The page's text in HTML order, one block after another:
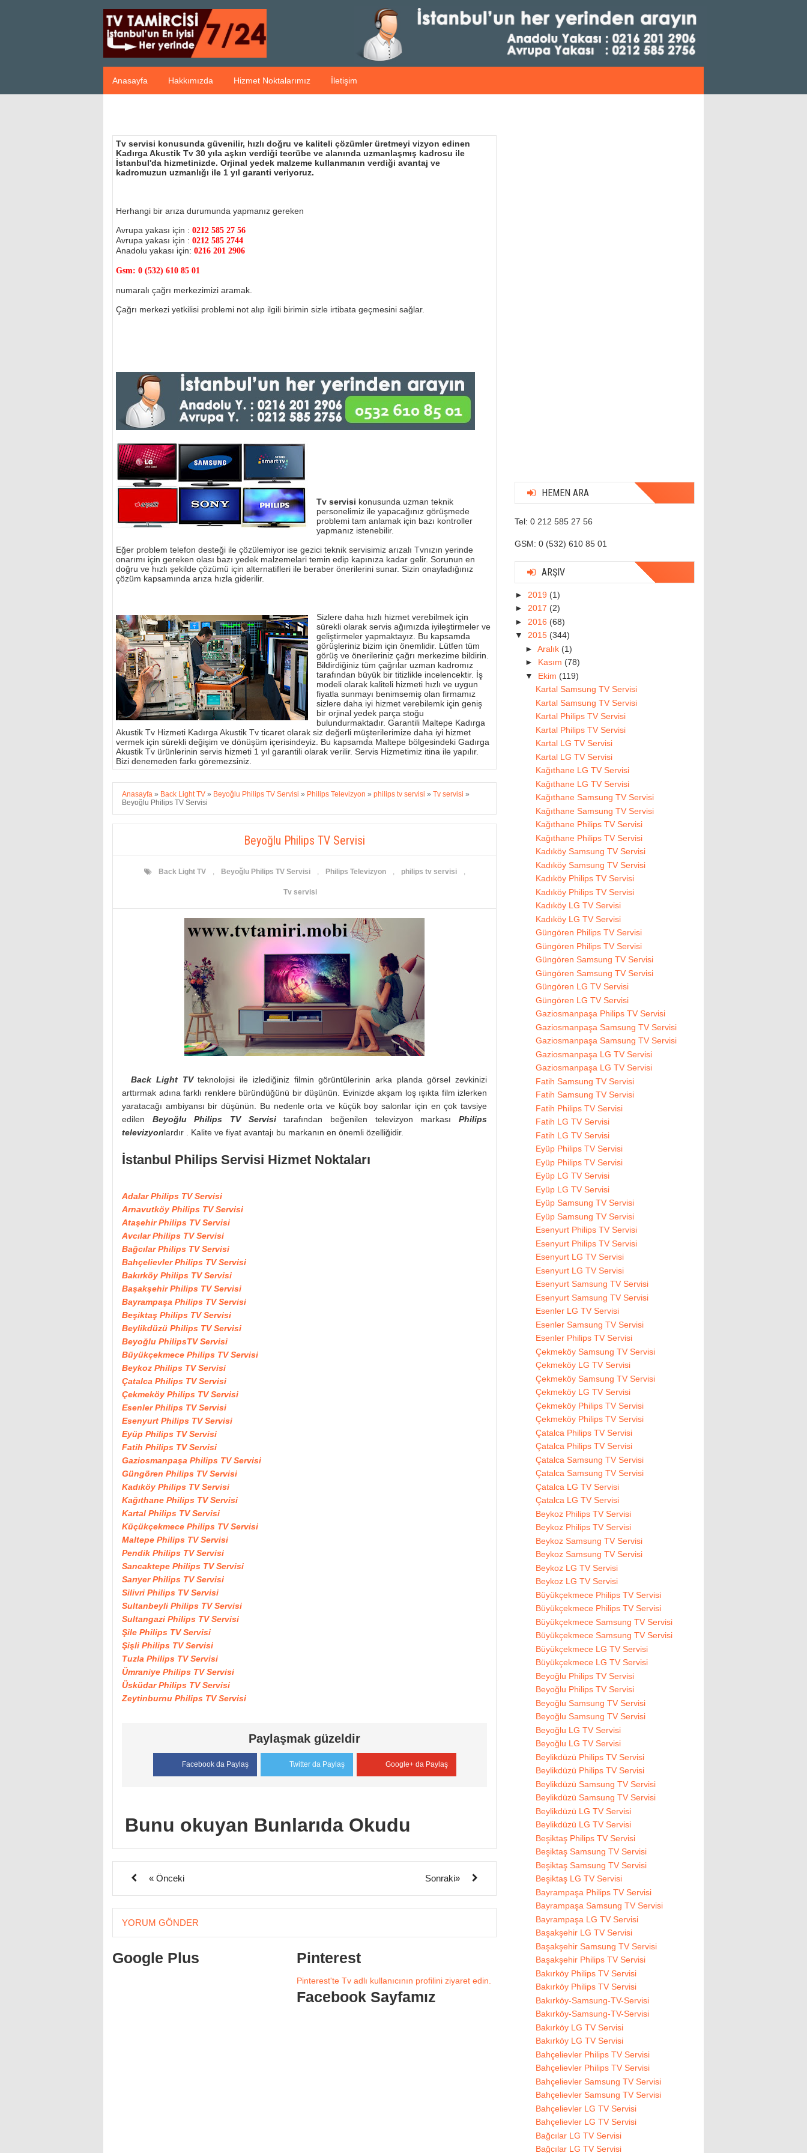
Anasayfa Hakkımızda Hizmet Noktalarımız İletişim
Tv servisi konusunda güvenilir, hızlı doğru ve kaliteli çözümler üretmeyi vizyon edinen
Kadırga Akustik Tv 30 yıla aşkın verdiği tecrübe ve alanında uzmanlaşmış kadrosu ile
İstanbul'da hizmetinizde. Orjinal yedek malzeme kullanmanın verdiği avantaj ve
kadromuzun uzmanlığı ile 1 yıl garanti veriyoruz.
Herhangi bir arıza durumunda yapmanız gereken
Avrupa yakası için : 0212 585 27 56
Avrupa yakası için : 0212 585 2744
Anadolu yakası için: 0216 201 2906
Gsm: 0 (532) 610 85 01
numaralı çağrı merkezimizi aramak.
Çağrı merkezi yetkilisi problemi not alıp ilgili birimin sizle irtibata geçmesini sağlar.
Tv servisi konusunda uzman teknik
personelimiz ile yapacağınız görüşmede
problemi tam anlamak için bazı kontroller
yapmanız istenebilir.
Eğer problem telefon desteği ile çözülemiyor ise gezici teknik servisimiz arızalı Tvnızın yerinde
onarımı için gereken olası bazı yedek malzemelari temin edip kapınıza kadar gelir. Sorunun en
doğru ve hızlı şekilde çözümü için alternatifleri ile beraber önerilerini sunar. Sizin onayladığınız
çözüm kapsamında arıza hızla giderilir.
Sizlere daha hızlı hizmet verebilmek için
sürekli olarak servis ağımızda iyileştirmeler ve
geliştirmeler yapmaktayız. Bu kapsamda
görüşleriniz bizim için önemlidir. Lütfen tüm
görüş ve önerileriniz çağrı merkezime bildirin.
Bildirdiğiniz tüm çağrılar uzman kadromız
tarafından büyük bir titizlikle incelencektir. İş
modeli olarak kaliteli hizmeti hızlı ve uygun
fiyatla sunmayı benimsemiş olan firmamız
sizlere daha iyi hizmet verebilemk için geniş
bir orjinal yedek parça stoğu
bulundurmaktadır. Garantili Maltepe Kadırga
Akustik Tv Hizmeti Kadırga Akustik Tv ticaret olarak siz değerli müşterilerimize daha iyi hizmet
vermek için sürekli değişim ve dönüşüm içerisindeyiz. Bu kapsamda Maltepe bölgesindeki Gadırga
Akustik Tv ürünlerinin servis hizmeti 1 yıl garantili olarak verilir. Servis Hizmetimiz itina ile yapılır.
Bizi denemeden farkı göremezsiniz.
Anasayfa » Back Light TV » Beyoğlu Philips TV Servisi » Philips Televizyon » philips tv servisi » Tv servisi »
Beyoğlu Philips TV Servisi
Beyoğlu Philips TV Servisi
Back Light TV , Beyoğlu Philips TV Servisi , Philips Televizyon , philips tv servisi ,
Tv servisi
Back Light TVteknolojisi ile izlediğiniz filmin görüntülerinin arka planda görsel zevkinizi
arttırmak adına farklı renklere büründüğünü bir düşünün. Evinizde akşam loş ışıkta film izlerken
yaratacağı ambiyansı bir düşünün. Bu nedenle orta ve küçük boy salonlar için en çok tavsiye
edilen Beyoğlu Philips TV Servisitarafından beğenilen televizyon markasıPhilips
televizyonlardır . Kalite ve fiyat avantajı bu markanın en önemli özelliğidir.
İstanbul Philips Servisi Hizmet Noktaları
Adalar Philips TV Servisi
Arnavutköy Philips TV Servisi
Ataşehir Philips TV Servisi
Avcılar Philips TV Servisi
Bağcılar Philips TV Servisi
Bahçelievler Philips TV Servisi
Bakırköy Philips TV Servisi
Başakşehir Philips TV Servisi
Bayrampaşa Philips TV Servisi
Beşiktaş Philips TV Servisi
Beylikdüzü Philips TV Servisi
Beyoğlu PhilipsTV Servisi
Büyükçekmece Philips TV Servisi
Beykoz Philips TV Servisi
Çatalca Philips TV Servisi
Çekmeköy Philips TV Servisi
Esenler Philips TV Servisi
Esenyurt Philips TV Servisi
Eyüp Philips TV Servisi
Fatih Philips TV Servisi
Gaziosmanpaşa Philips TV Servisi
Güngören Philips TV Servisi
Kadıköy Philips TV Servisi
Kağıthane Philips TV Servisi
Kartal Philips TV Servisi
Küçükçekmece Philips TV Servisi
Maltepe Philips TV Servisi
Pendik Philips TV Servisi
Sancaktepe Philips TV Servisi
Sarıyer Philips TV Servisi
Silivri Philips TV Servisi
Sultanbeyli Philips TV Servisi
Sultangazi Philips TV Servisi
Şile Philips TV Servisi
Şişli Philips TV Servisi
Tuzla Philips TV Servisi
Ümraniye Philips TV Servisi
Üsküdar Philips TV Servisi
Zeytinburnu Philips TV Servisi
Paylaşmak güzeldir
Facebook da Paylaş Twitter da Paylaş Google+ da Paylaş
Bunu okuyan Bunlarıda Okudu
« Önceki Sonraki»
YORUM GÖNDER
Google Plus Pinterest
Pinterest'te Tv adlı kullanıcının profilini ziyaret edin.
Facebook Sayfamız
HEMEN ARA
Tel: 0 212 585 27 56
GSM: 0 (532) 610 85 01
ARŞIV
► 2019 (1)
► 2017 (2)
► 2016 (68)
▼ 2015 (344)
► Aralık (1)
► Kasım (78)
▼ Ekim (119)
Kartal Samsung TV Servisi
Kartal Samsung TV Servisi
Kartal Philips TV Servisi
Kartal Philips TV Servisi
Kartal LG TV Servisi
Kartal LG TV Servisi
Kağıthane LG TV Servisi
Kağıthane LG TV Servisi
Kağıthane Samsung TV Servisi
Kağıthane Samsung TV Servisi
Kağıthane Philips TV Servisi
Kağıthane Philips TV Servisi
Kadıköy Samsung TV Servisi
Kadıköy Samsung TV Servisi
Kadıköy Philips TV Servisi
Kadıköy Philips TV Servisi
Kadıköy LG TV Servisi
Kadıköy LG TV Servisi
Güngören Philips TV Servisi
Güngören Philips TV Servisi
Güngören Samsung TV Servisi
Güngören Samsung TV Servisi
Güngören LG TV Servisi
Güngören LG TV Servisi
Gaziosmanpaşa Philips TV Servisi
Gaziosmanpaşa Samsung TV Servisi
Gaziosmanpaşa Samsung TV Servisi
Gaziosmanpaşa LG TV Servisi
Gaziosmanpaşa LG TV Servisi
Fatih Samsung TV Servisi
Fatih Samsung TV Servisi
Fatih Philips TV Servisi
Fatih LG TV Servisi
Fatih LG TV Servisi
Eyüp Philips TV Servisi
Eyüp Philips TV Servisi
Eyüp LG TV Servisi
Eyüp LG TV Servisi
Eyüp Samsung TV Servisi
Eyüp Samsung TV Servisi
Esenyurt Philips TV Servisi
Esenyurt Philips TV Servisi
Esenyurt LG TV Servisi
Esenyurt LG TV Servisi
Esenyurt Samsung TV Servisi
Esenyurt Samsung TV Servisi
Esenler LG TV Servisi
Esenler Samsung TV Servisi
Esenler Philips TV Servisi
Çekmeköy Samsung TV Servisi
Çekmeköy LG TV Servisi
Çekmeköy Samsung TV Servisi
Çekmeköy LG TV Servisi
Çekmeköy Philips TV Servisi
Çekmeköy Philips TV Servisi
Çatalca Philips TV Servisi
Çatalca Philips TV Servisi
Çatalca Samsung TV Servisi
Çatalca Samsung TV Servisi
Çatalca LG TV Servisi
Çatalca LG TV Servisi
Beykoz Philips TV Servisi
Beykoz Philips TV Servisi
Beykoz Samsung TV Servisi
Beykoz Samsung TV Servisi
Beykoz LG TV Servisi
Beykoz LG TV Servisi
Büyükçekmece Philips TV Servisi
Büyükçekmece Philips TV Servisi
Büyükçekmece Samsung TV Servisi
Büyükçekmece Samsung TV Servisi
Büyükçekmece LG TV Servisi
Büyükçekmece LG TV Servisi
Beyoğlu Philips TV Servisi
Beyoğlu Philips TV Servisi
Beyoğlu Samsung TV Servisi
Beyoğlu Samsung TV Servisi
Beyoğlu LG TV Servisi
Beyoğlu LG TV Servisi
Beylikdüzü Philips TV Servisi
Beylikdüzü Philips TV Servisi
Beylikdüzü Samsung TV Servisi
Beylikdüzü Samsung TV Servisi
Beylikdüzü LG TV Servisi
Beylikdüzü LG TV Servisi
Beşiktaş Philips TV Servisi
Beşiktaş Samsung TV Servisi
Beşiktaş Samsung TV Servisi
Beşiktaş LG TV Servisi
Bayrampaşa Philips TV Servisi
Bayrampaşa Samsung TV Servisi
Bayrampaşa LG TV Servisi
Başakşehir LG TV Servisi
Başakşehir Samsung TV Servisi
Başakşehir Philips TV Servisi
Bakırköy Philips TV Servisi
Bakırköy Philips TV Servisi
Bakırköy-Samsung-TV-Servisi
Bakırköy-Samsung-TV-Servisi
Bakırköy LG TV Servisi
Bakırköy LG TV Servisi
Bahçelievler Philips TV Servisi
Bahçelievler Philips TV Servisi
Bahçelievler Samsung TV Servisi
Bahçelievler Samsung TV Servisi
Bahçelievler LG TV Servisi
Bahçelievler LG TV Servisi
Bağcılar LG TV Servisi
Bağcılar LG TV Servisi